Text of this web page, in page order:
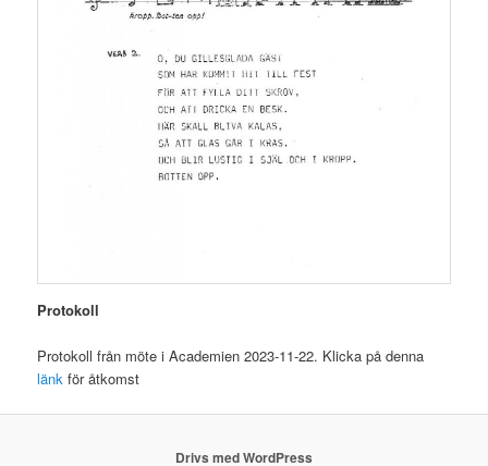
Protokoll
Protokoll från möte i Academien 2023-11-22. Klicka på denna
länkför åtkomst
Drivs med WordPress